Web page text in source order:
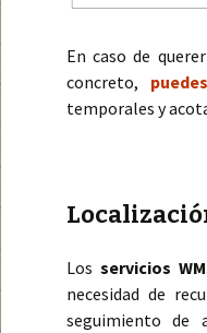
En caso de
concreto,
temporales y
Losservicios
necesidad de
seguimiento de